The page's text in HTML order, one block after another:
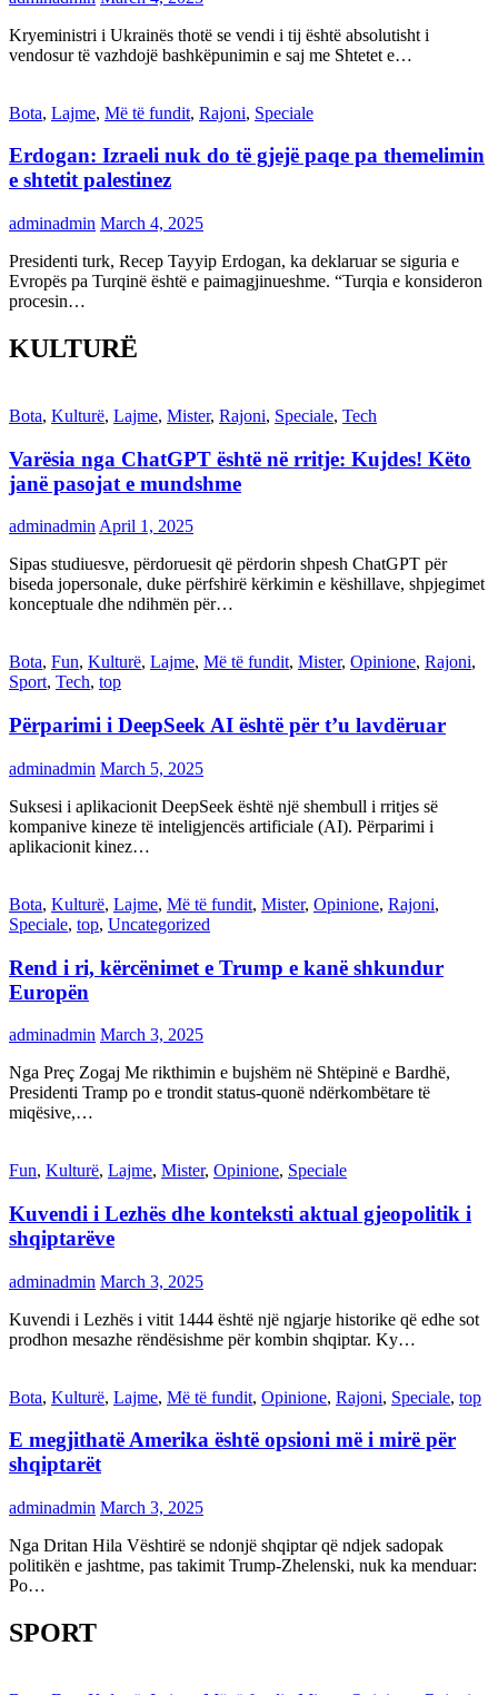
Kryeministri i Ukrainës thotë se vendi i tij është absolutisht i
vendosur të vazhdojë bashkëpunimin e saj me Shtetet e…
Bota, Lajme, Më të fundit, Rajoni, Speciale
Erdogan: Izraeli nuk do të gjejë paqe pa themelimin
e shtetit palestinez
adminadmin March 4, 2025
Presidenti turk, Recep Tayyip Erdogan, ka deklaruar se siguria e
Evropës pa Turqinë është e paimagjinueshme. “Turqia e konsideron
procesin…
KULTURË
Bota, Kulturë, Lajme, Mister, Rajoni, Speciale, Tech
Varësia nga ChatGPT është në rritje: Kujdes! Këto
janë pasojat e mundshme
adminadmin April 1, 2025
Sipas studiuesve, përdoruesit që përdorin shpesh ChatGPT për
biseda jopersonale, duke përfshirë kërkimin e këshillave, shpjegimet
konceptuale dhe ndihmën për…
Bota, Fun, Kulturë, Lajme, Më të fundit, Mister, Opinione, Rajoni,
Sport, Tech, top
Përparimi i DeepSeek AI është për t’u lavdëruar
adminadmin March 5, 2025
Suksesi i aplikacionit DeepSeek është një shembull i rritjes së
kompanive kineze të inteligjencës artificiale (AI). Përparimi i
aplikacionit kinez…
Bota, Kulturë, Lajme, Më të fundit, Mister, Opinione, Rajoni,
Speciale, top, Uncategorized
Rend i ri, kërcënimet e Trump e kanë shkundur
Europën
adminadmin March 3, 2025
Nga Preç Zogaj Me rikthimin e bujshëm në Shtëpinë e Bardhë,
Presidenti Tramp po e trondit status-quonë ndërkombëtare të
miqësive,…
Fun, Kulturë, Lajme, Mister, Opinione, Speciale
Kuvendi i Lezhës dhe konteksti aktual gjeopolitik i
shqiptarëve
adminadmin March 3, 2025
Kuvendi i Lezhës i vitit 1444 është një ngjarje historike që edhe sot
prodhon mesazhe rëndësishme për kombin shqiptar. Ky…
Bota, Kulturë, Lajme, Më të fundit, Opinione, Rajoni, Speciale, top
E megjithatë Amerika është opsioni më i mirë për
shqiptarët
adminadmin March 3, 2025
Nga Dritan Hila Vështirë se ndonjë shqiptar që ndjek sadopak
politikën e jashtme, pas takimit Trump-Zhelenski, nuk ka menduar:
Po…
SPORT